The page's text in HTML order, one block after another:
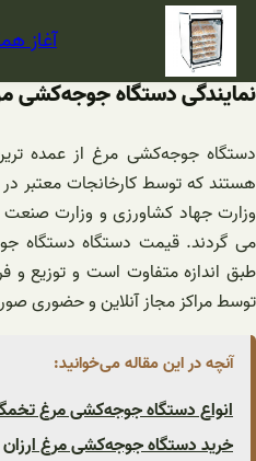
رفتن
محتوا
آغاز
نمایندگی دستگاه ‌جوجه‌کشی‌
دستگاه ‌جوجه‌کشی‌ مرغ از عمده
هستند که توسط کارخانجات معتبر
وزارت جهاد کشاورزی و وزارت صنعت
می گردند. قيمت دستگاه دستگاه
طبق اندازه متفاوت است و توزیع
توسط مراکز مجاز آنلاین و حضوری
آنچه در این مقاله می‌خوانید:
انواع دستگاه ‌جوجه‌کشی‌ مرغ
خرید دستگاه ‌جوجه‌کشی‌ مرغ ارزان